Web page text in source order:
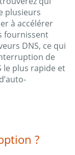
plusieurs
à accélérer
fournissent
DNS, ce qui
de
le plus rapide et
?